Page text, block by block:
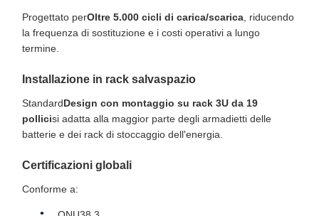
Progettato perOltre 5.000 cicli di carica/scarica , riducendo
la frequenza di sostituzione e i costi operativi a lungo
termine.
Installazione in rack salvaspazio
StandardDesign con montaggio su rack 3U da 19
pollicisi adatta alla maggior parte degli armadietti delle
batterie e dei rack di stoccaggio dell'energia.
Certificazioni globali
Conforme a: